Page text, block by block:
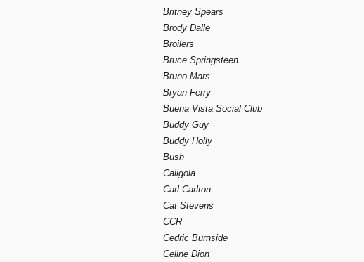
Britney Spears
Brody Dalle
Broilers
Bruce Springsteen
Bruno Mars
Bryan Ferry
Buena Vista Social Club
Buddy Guy
Buddy Holly
Bush
Caligola
Carl Carlton
Cat Stevens
CCR
Cedric Burnside
Celine Dion